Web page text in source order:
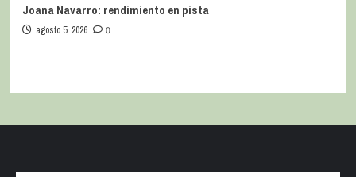
Joana Navarro: rendimiento en pista
agosto 5, 2026 0